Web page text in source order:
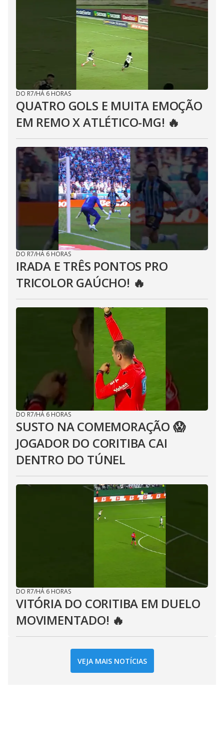
DO R7/HÁ 6 HORAS
QUATRO GOLS E MUITA EMOÇÃO
EM REMO X ATLÉTICO-MG! 🔥
DO R7/HÁ 6 HORAS
IRADA E TRÊS PONTOS PRO
TRICOLOR GAÚCHO! 🔥
DO R7/HÁ 6 HORAS
SUSTO NA COMEMORAÇÃO 😱
JOGADOR DO CORITIBA CAI
DENTRO DO TÚNEL
DO R7/HÁ 6 HORAS
VITÓRIA DO CORITIBA EM DUELO
MOVIMENTADO! 🔥
VEJA MAIS NOTÍCIAS